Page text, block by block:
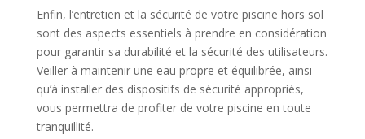
Enfin, l’entretien et la sécurité de votre piscine hors sol
sont des aspects essentiels à prendre en considération
pour garantir sa durabilité et la sécurité des utilisateurs.
Veiller à maintenir une eau propre et équilibrée, ainsi
qu’à installer des dispositifs de sécurité appropriés,
vous permettra de profiter de votre piscine en toute
tranquillité.